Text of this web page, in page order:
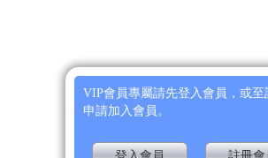
VIP會員專屬請先登入會員，或至
申請加入會員。